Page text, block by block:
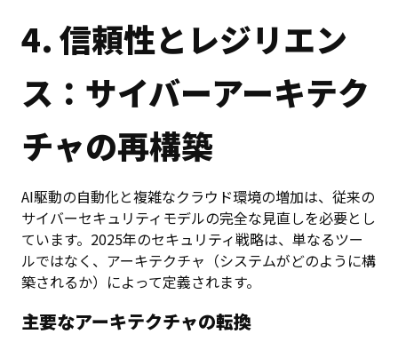
4. 信頼性とレジリエン
ス：サイバーアーキテク
チャの再構築
AI駆動の自動化と複雑なクラウド環境の増加は、従来の
サイバーセキュリティモデルの完全な見直しを必要とし
ています。2025年のセキュリティ戦略は、単なるツー
ルではなく、アーキテクチャ（システムがどのように構
築されるか）によって定義されます。
主要なアーキテクチャの転換